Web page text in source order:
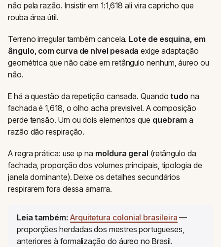
não pela razão. Insistir em 1:1,618 ali vira capricho que
rouba área útil.
Terreno irregular também cancela. Lote de esquina, em
ângulo, com curva de nível pesada exige adaptação
geométrica que não cabe em retângulo nenhum, áureo ou
não.
E há a questão da repetição cansada. Quandotudo na
fachada é 1,618, o olho acha previsível. A composição
perde tensão. Um ou dois elementos que quebram a
razão dão respiração.
A regra prática: use φ na moldura geral (retângulo da
fachada, proporção dos volumes principais, tipologia de
janela dominante). Deixe os detalhes secundários
respirarem fora dessa amarra.
Leia também: Arquitetura colonial brasileira —
proporções herdadas dos mestres portugueses,
anteriores à formalização do áureo no Brasil.